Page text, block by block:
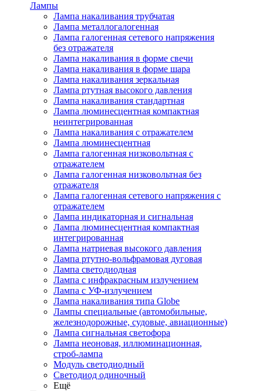
Лампы
Лампа накаливания трубчатая
Лампа металлогалогенная
Лампа галогенная сетевого напряжения
без отражателя
Лампа накаливания в форме свечи
Лампа накаливания в форме шара
Лампа накаливания зеркальная
Лампа ртутная высокого давления
Лампа накаливания стандартная
Лампа люминесцентная компактная
неинтегрированная
Лампа накаливания с отражателем
Лампа люминесцентная
Лампа галогенная низковольтная с
отражателем
Лампа галогенная низковольтная без
отражателя
Лампа галогенная сетевого напряжения с
отражателем
Лампа индикаторная и сигнальная
Лампа люминесцентная компактная
интегрированная
Лампа натриевая высокого давления
Лампа ртутно-вольфрамовая дуговая
Лампа светодиодная
Лампа с инфракрасным излучением
Лампа с УФ-излучением
Лампа накаливания типа Globe
Лампы специальные (автомобильные,
железнодорожные, судовые, авиационные)
Лампа сигнальная светофора
Лампа неоновая, иллюминационная,
строб-лампа
Модуль светодиодный
Светодиод одиночный
Ещё